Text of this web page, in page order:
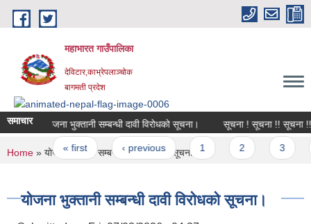
Skip to main content
महाभारत गाउँपालिका
देविटार,काभ्रेपलाञ्चोक
बागमती प्रदेश
समाचार योजना भुक्तानी सम्बन्धी दावी विरोधको सूचना। सूचना ! सूचना !! सूचना !!!
Pages
« first ‹ previous
You are here
Home » योजना भुक्तानी सम्बन्धी दावी विरोधको सूचना।
योजना भुक्तानी सम्बन्धी दावी विरोधको सूचना।